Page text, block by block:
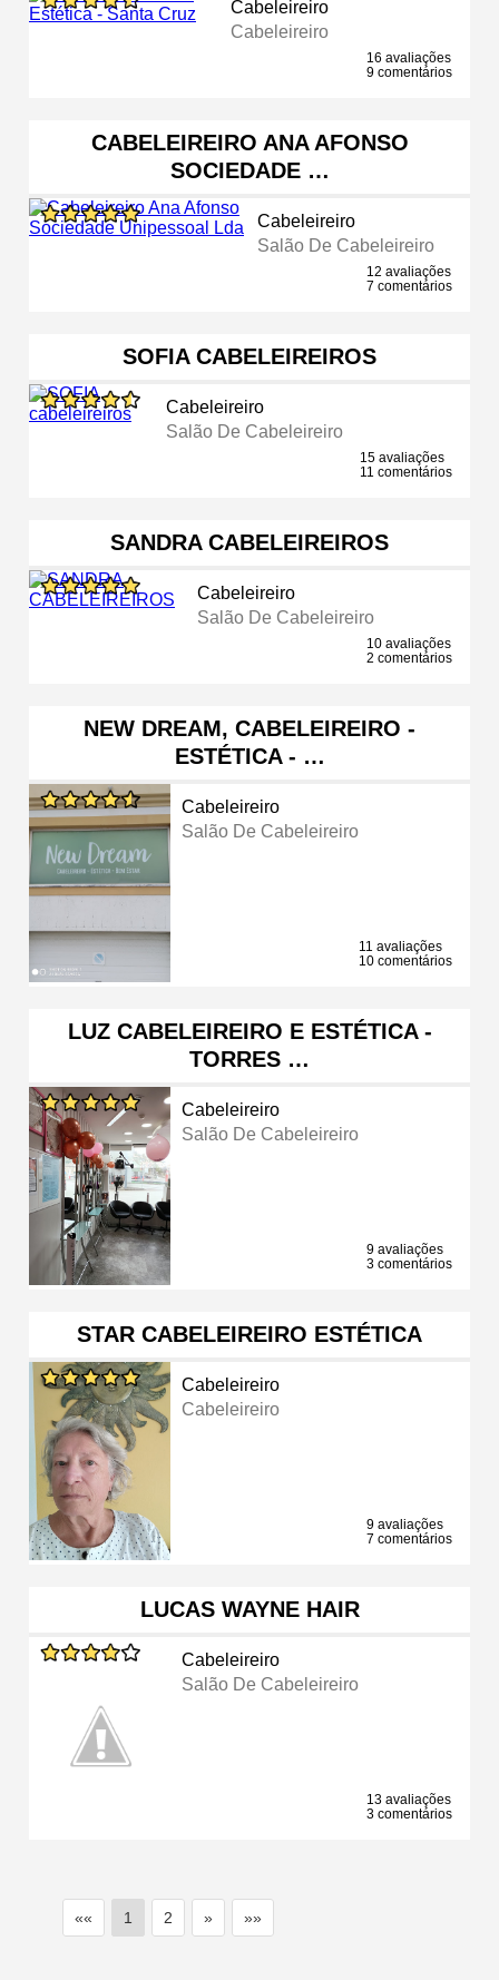
Cabeleireiro
Cabeleireiro
16 avaliações
9 comentários
CABELEIREIRO ANA AFONSO
SOCIEDADE …
Cabeleireiro
Salão De Cabeleireiro
12 avaliações
7 comentários
SOFIA CABELEIREIROS
Cabeleireiro
Salão De Cabeleireiro
15 avaliações
11 comentários
SANDRA CABELEIREIROS
Cabeleireiro
Salão De Cabeleireiro
10 avaliações
2 comentários
NEW DREAM, CABELEIREIRO -
ESTÉTICA - …
Cabeleireiro
Salão De Cabeleireiro
11 avaliações
10 comentários
LUZ CABELEIREIRO E ESTÉTICA -
TORRES …
Cabeleireiro
Salão De Cabeleireiro
9 avaliações
3 comentários
STAR CABELEIREIRO ESTÉTICA
Cabeleireiro
Cabeleireiro
9 avaliações
7 comentários
LUCAS WAYNE HAIR
Cabeleireiro
Salão De Cabeleireiro
13 avaliações
3 comentários
«« 1 2 » »»